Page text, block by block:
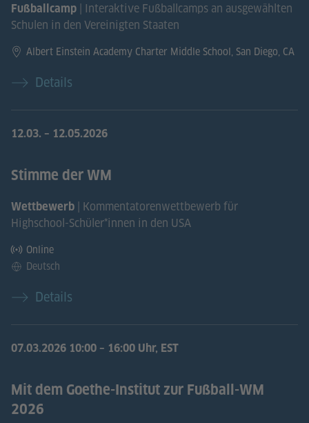
Fußballcamp | Interaktive Fußballcamps an ausgewählten
Schulen in den Vereinigten Staaten
Albert Einstein Academy Charter Middle School, San Diego, CA
Details
12.03. – 12.05.2026
Stimme der WM
Wettbewerb | Kommentatorenwettbewerb für
Highschool-Schüler*innen in den USA
Online
Deutsch
Details
07.03.2026 10:00 – 16:00 Uhr, EST
Mit dem Goethe-Institut zur Fußball-WM
2026